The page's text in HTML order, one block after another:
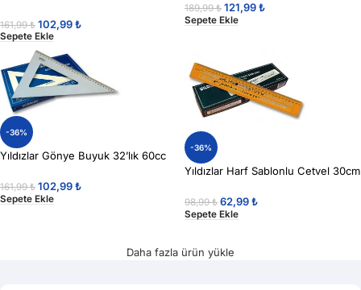
161,99₺ 102,99₺
Sepete Ekle
189,99₺ 121,99₺
Sepete Ekle
-36%
Yıldızlar Gönye Buyuk 32’lık 60cc
161,99₺ 102,99₺
Sepete Ekle
-36%
Yıldızlar Harf Sablonlu Cetvel 30cm
98,99₺ 62,99₺
Sepete Ekle
Daha fazla ürün yükle